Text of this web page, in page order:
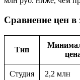
Сравнение цен
Тип
Студия 2,2 млн